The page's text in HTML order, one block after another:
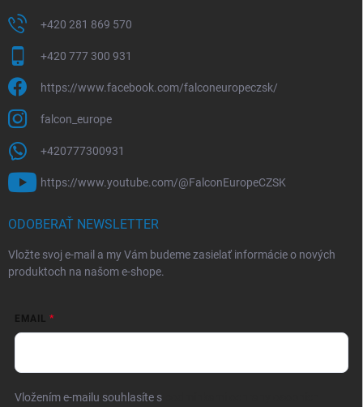
+420 281 869 570
+420 777 300 931
https://www.facebook.com/falconeuropeczsk/
falcon_europe
+420777300931
https://www.youtube.com/@FalconEuropeCZSK
ODOBERAŤ NEWSLETTER
Vložte svoj e-mail a my Vám budeme zasielať informácie o nových
produktoch na našom e-shope.
EMAIL
Vložením e-mailu souhlasíte s